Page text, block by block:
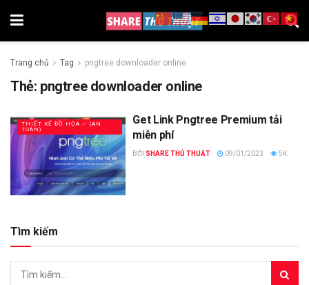
Trang chủ Tag pngtree downloader online
Thẻ: pngtree downloader online
THIẾT KẾ ĐỒ HỌA ✅ (AN
TOÀN)
Get Link Pngtree Premium tải
miễn phí
BỞI SHARE THỦ THUẬT 09/01/2023 5K
Tìm kiếm